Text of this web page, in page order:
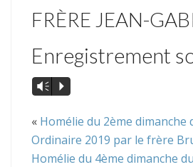
FRÈRE JEAN-
Enregistrement
Vm P
« Homélie du 2ème dimanche
Ordinaire 2019 par le frère
Homélie du 4ème dimanche